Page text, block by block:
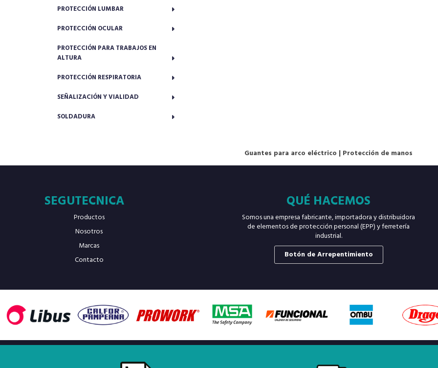
PROTECCIÓN LUMBAR
PROTECCIÓN OCULAR
PROTECCIÓN PARA TRABAJOS EN
ALTURA
PROTECCIÓN RESPIRATORIA
SEÑALIZACIÓN Y VIALIDAD
SOLDADURA
Guantes para arco eléctrico | Protección de manos
SEGUTECNICA
Productos
Nosotros
Marcas
Contacto
QUÉ HACEMOS
Somos una empresa fabricante, importadora y distribuidora
de elementos de protección personal (EPP) y ferretería
industrial.
Botón de Arrepentimiento